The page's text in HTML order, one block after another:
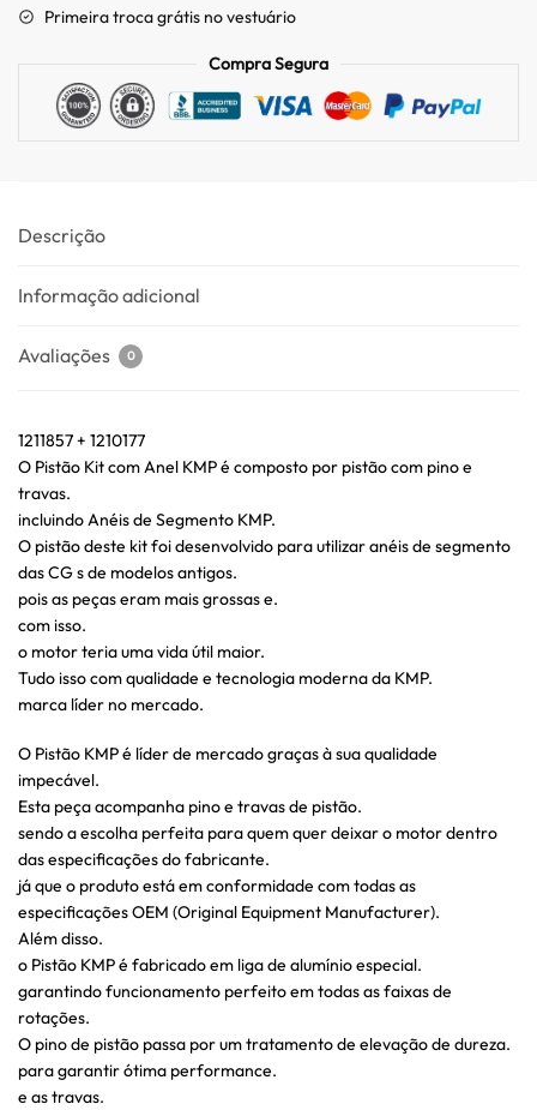
Primeira troca grátis no vestuário
Compra Segura
Descrição
Informação adicional
Avaliações 0
1211857 + 1210177
O Pistão Kit com Anel KMP é composto por pistão com pino e
travas.
incluindo Anéis de Segmento KMP.
O pistão deste kit foi desenvolvido para utilizar anéis de segmento
das CG s de modelos antigos.
pois as peças eram mais grossas e.
com isso.
o motor teria uma vida útil maior.
Tudo isso com qualidade e tecnologia moderna da KMP.
marca líder no mercado.
O Pistão KMP é líder de mercado graças à sua qualidade
impecável.
Esta peça acompanha pino e travas de pistão.
sendo a escolha perfeita para quem quer deixar o motor dentro
das especificações do fabricante.
já que o produto está em conformidade com todas as
especificações OEM (Original Equipment Manufacturer).
Além disso.
o Pistão KMP é fabricado em liga de alumínio especial.
garantindo funcionamento perfeito em todas as faixas de
rotações.
O pino de pistão passa por um tratamento de elevação de dureza.
para garantir ótima performance.
e as travas.